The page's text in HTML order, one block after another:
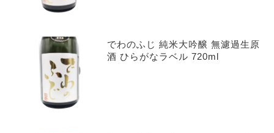
でわのふじ 純米大吟醸 無濾過生原
酒 ひらがなラベル 720ml